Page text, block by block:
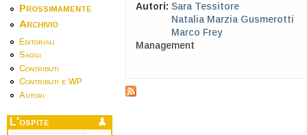
Prossimamente
Archivio
Editoriali
Saggi
Contributi
Contributi e WP
Autori
L'ospite
Autori: Sara Tessitore
Natalia Marzia Gusmerotti
Marco Frey
Management